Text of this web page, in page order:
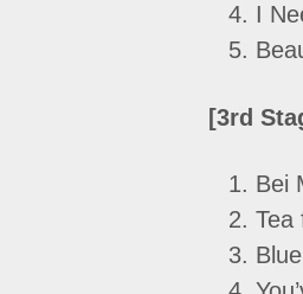
I
[3rd
Bei
Tea